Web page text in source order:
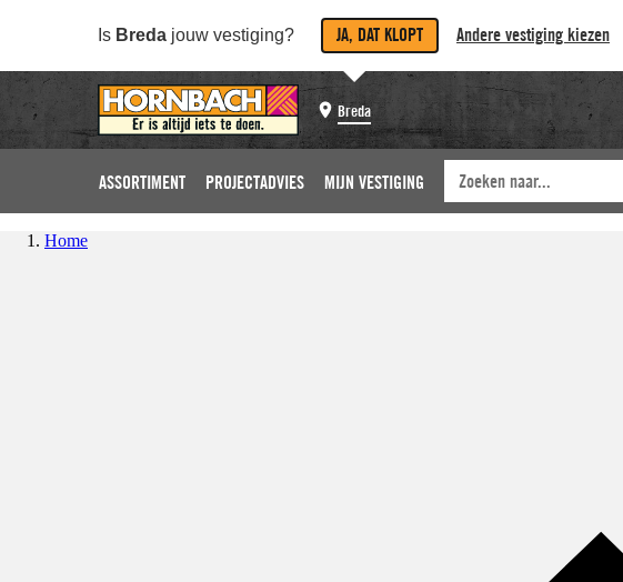
Is Breda jouw vestiging? JA, DAT KLOPT Andere vestiging kiezen
Breda
ASSORTIMENT PROJECTADVIES MIJN VESTIGING
Home